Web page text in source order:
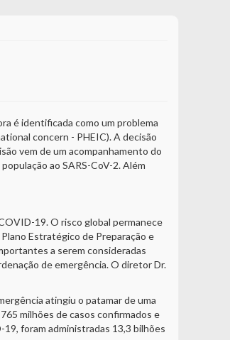
é identificada como um problema
concern - PHEIC). A decisão
vem de um acompanhamento do
ao SARS-CoV-2. Além
19. O risco global permanece
Estratégico de Preparação e
a serem consideradas
de emergência. O diretor Dr.
atingiu o patamar de uma
milhões de casos confirmados e
foram administradas 13,3 bilhões